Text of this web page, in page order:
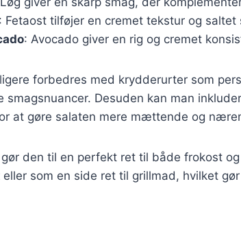
: Fetaost tilføjer en cremet tekstur og saltet
: Avocado giver en rig og cremet
forbedres med krydderurter som
smagsnuancer. Desuden kan man
at gøre salaten mere mættende og
den til en perfekt ret til både frokost
som en side ret til grillmad, hvilket